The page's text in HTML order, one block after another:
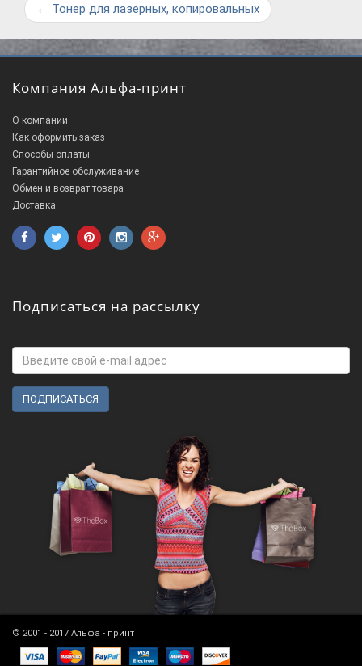
← Тонер для лазерных, копировальных
Компания Альфа-принт
О компании
Как оформить заказ
Способы оплаты
Гарантийное обслуживание
Обмен и возврат товара
Доставка
Подписаться на рассылку
© 2001 - 2017 Альфа - принт